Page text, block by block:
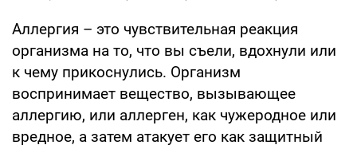
Аллергия – это чувствительная реакция
организма на то, что вы съели, вдохнули или
к чему прикоснулись. Организм
воспринимает вещество, вызывающее
аллергию, или аллерген, как чужеродное или
вредное, а затем атакует его как защитный